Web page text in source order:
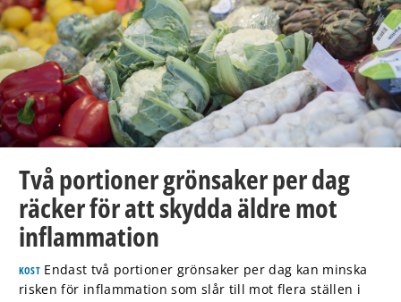
Två portioner grönsaker per dag
räcker för att skydda äldre mot
inflammation
KOSTEndast två portioner grönsaker per dag kan minska
risken för inflammation som slår till mot flera ställen i